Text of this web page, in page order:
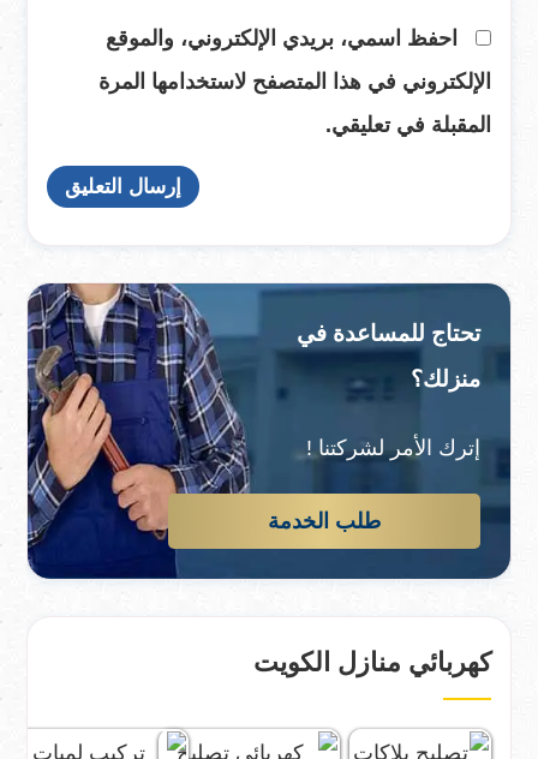
احفظ اسمي، بريدي الإلكتروني، والموقع
الإلكتروني في هذا المتصفح لاستخدامها المرة
المقبلة في تعليقي.
تحتاج للمساعدة في
منزلك؟
إترك الأمر لشركتنا !
طلب الخدمة
كهربائي منازل الكويت